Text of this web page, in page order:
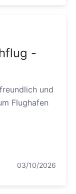
-
und
Flughafen
03/10/2026